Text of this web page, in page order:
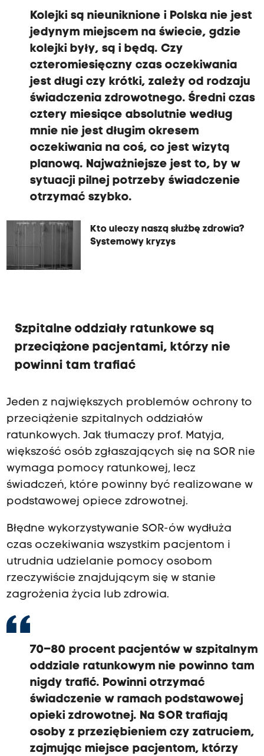
Kolejki są nieuniknione i Polska nie jest
jedynym miejscem na świecie, gdzie
kolejki były, są i będą. Czy
czteromiesięczny czas oczekiwania
jest długi czy krótki, zależy od rodzaju
świadczenia zdrowotnego. Średni czas
cztery miesiące absolutnie według
mnie nie jest długim okresem
oczekiwania na coś, co jest wizytą
planową. Najważniejsze jest to, by w
sytuacji pilnej potrzeby świadczenie
otrzymać szybko.
Kto uleczy naszą służbę zdrowia?
Systemowy kryzys
Szpitalne oddziały ratunkowe są
przeciążone pacjentami, którzy nie
powinni tam trafiać
Jeden z największych problemów ochrony to
przeciążenie szpitalnych oddziałów
ratunkowych. Jak tłumaczy prof. Matyja,
większość osób zgłaszających się na SOR nie
wymaga pomocy ratunkowej, lecz
świadczeń, które powinny być realizowane w
podstawowej opiece zdrowotnej.
Błędne wykorzystywanie SOR-ów wydłuża
czas oczekiwania wszystkim pacjentom i
utrudnia udzielanie pomocy osobom
rzeczywiście znajdującym się w stanie
zagrożenia życia lub zdrowia.
70–80 procent pacjentów w szpitalnym
oddziale ratunkowym nie powinno tam
nigdy trafić. Powinni otrzymać
świadczenie w ramach podstawowej
opieki zdrowotnej. Na SOR trafiają
osoby z przeziębieniem czy zatruciem,
zajmując miejsce pacjentom, którzy